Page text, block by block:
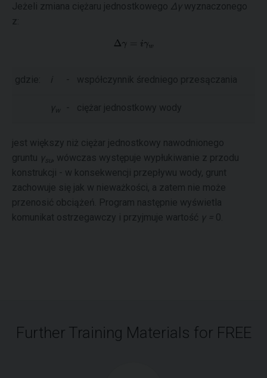
Jeżeli zmiana ciężaru jednostkowego Δγwyznaczonego
z:
gdzie: i - współczynnik średniego przesączania
γ w - ciężar jednostkowy wody
jest większy niż ciężar jednostkowy nawodnionego
gruntu γsu, wówczas występuje wypłukiwanie z przodu
konstrukcji - w konsekwencji przepływu wody, grunt
zachowuje się jak w nieważkości, a zatem nie może
przenosić obciążeń. Program następnie wyświetla
komunikat ostrzegawczy i przyjmuje wartość γ = 0.
Further Training Materials for FREE